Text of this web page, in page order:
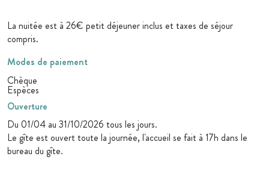
La nuitée est à 26€ petit déjeuner inclus et taxes de séjour
compris.
Modes de paiement
Chèque
Espèces
Ouverture
Du 01/04 au 31/10/2026 tous les jours.
Le gîte est ouvert toute la journée, l'accueil se fait à 17h dans le
bureau du gîte.